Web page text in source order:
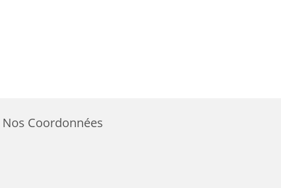
Nos Coordonnées